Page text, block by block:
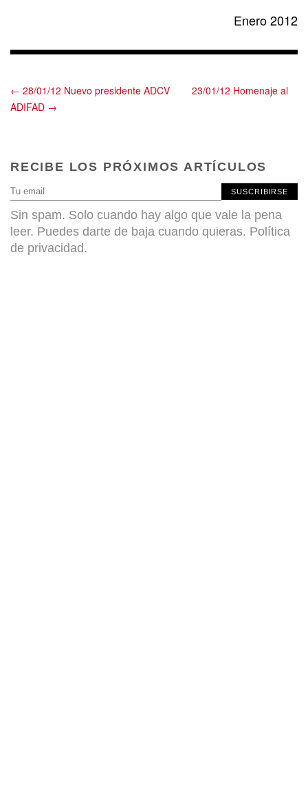
Enero 2012
← 28/01/12 Nuevo presidente ADCV
23/01/12 Homenaje al
ADIFAD →
RECIBE LOS PRÓXIMOS ARTÍCULOS
SUSCRIBIRSE
Sin spam. Solo cuando hay algo que vale la pena
leer. Puedes darte de baja cuando quieras. Política
de privacidad.